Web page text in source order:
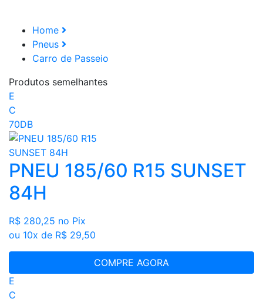
Home
Pneus
Carro de Passeio
Produtos semelhantes
E
C
70DB
PNEU 185/60 R15 SUNSET
84H
R$ 280,25 no Pix
ou 10x de R$ 29,50
COMPRE AGORA
E
C